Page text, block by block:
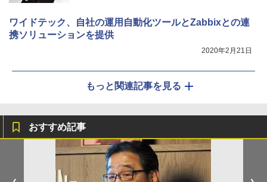
ワイドテック、自社の運用自動化ツールとZabbixとの連
携ソリューションを提供
2020年2月21日
もっと関連記事を見る
おすすめ記事